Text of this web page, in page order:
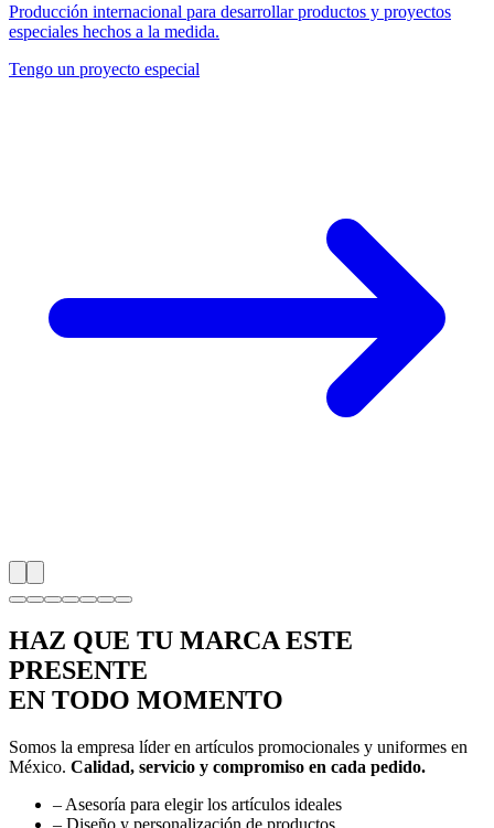
Producción internacional para desarrollar productos y proyectos
especiales hechos a la medida.
Tengo un proyecto especial
HAZ QUE TU MARCA ESTE
PRESENTE
EN TODO MOMENTO
Somos la empresa líder en artículos promocionales y uniformes en
México. Calidad, servicio y compromiso en cada pedido.
– Asesoría para elegir los artículos ideales
– Diseño y personalización de productos